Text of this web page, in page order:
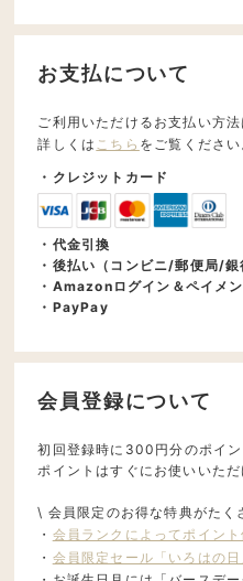
お支払について
ご利用いただけるお支払い方法
詳しくは こちら をご覧ください
・クレジットカード
・代金引換
・後払い（コンビニ/郵便局/銀
・Amazonログイン＆ペイメ
・PayPay
会員登録について
初回登録時に300円分のポイン
ポイントはすぐにお使いいた
\ 会員限定のお得な特典がたく
・ 会員ランクによってポイント
・ 会員限定セール「いろはの日